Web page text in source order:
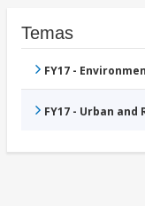
Temas
FY17 -
FY17 - Urban